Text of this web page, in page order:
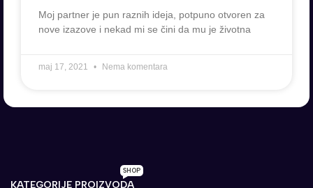
Moj partner je pun raznih ideja, potpuno otvoren za
nove izazove i nekad mi se čini da mu je životna
maj 17, 2021 Nema komentara
KATEGORIJE PROIZVODA
SHOP